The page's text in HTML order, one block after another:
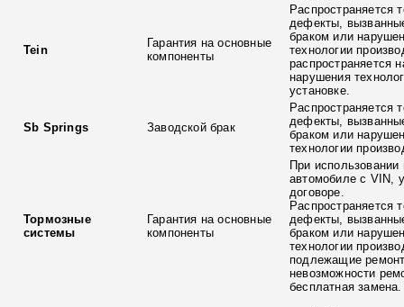
Tein
Гарантия на основные
компоненты
Распространяется
дефекты,
браком или
технологии
распространяется
нарушения
установке.
Sb Springs Заводской брак
Распространяется
дефекты,
браком или
технологии
Тормозные
системы
Гарантия на основные
компоненты
При использовании
автомобиле с VIN,
договоре.
Распространяется
дефекты,
браком или
технологии
подлежащие
невозможности
бесплатная замена.